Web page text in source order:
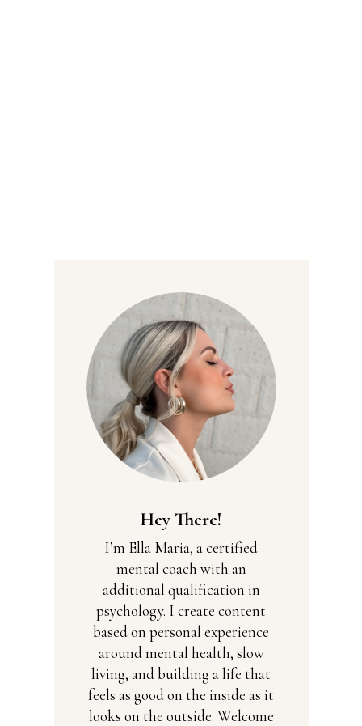
Hey There!
I’m Ella Maria, a certified
mental coach with an
additional qualification in
psychology. I create content
based on personal experience
around mental health, slow
living, and building a life that
feels as good on the inside as it
looks on the outside. Welcome